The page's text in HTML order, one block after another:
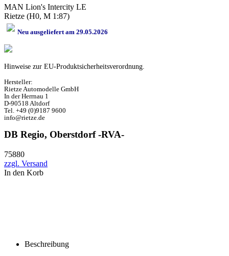
MAN Lion's Intercity LE
Rietze (H0, M 1:87)
Neu ausgeliefert am 29.05.2026
Hinweise zur EU-Produktsicherheitsverordnung.
Hersteller:
Rietze Automodelle GmbH
In der Herrnau 1
D-90518 Altdorf
Tel. +49 (0)9187 9600
info@rietze.de
DB Regio, Oberstdorf -RVA-
75880
zzgl. Versand
In den Korb
Beschreibung